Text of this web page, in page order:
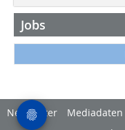
Jobs
Newsletter Mediadaten